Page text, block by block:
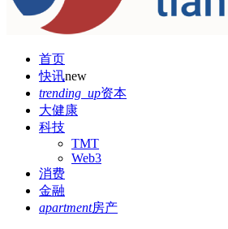
首页
快讯new
trending_up资本
大健康
科技
TMT
Web3
消费
金融
apartment房产